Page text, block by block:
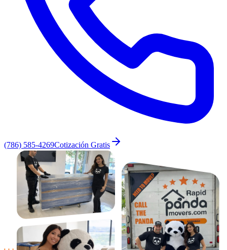
(786) 585-4269Cotización Gratis